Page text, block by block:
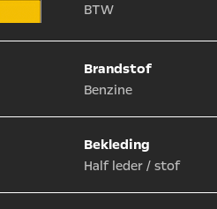
BTW
Brandstof
Benzine
Bekleding
Half leder / stof